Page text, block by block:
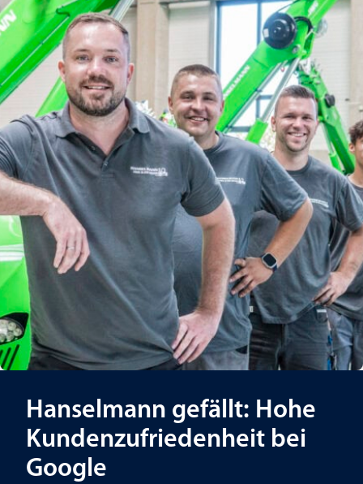
Hanselmann gefällt: Hohe
Kundenzufriedenheit bei
Google